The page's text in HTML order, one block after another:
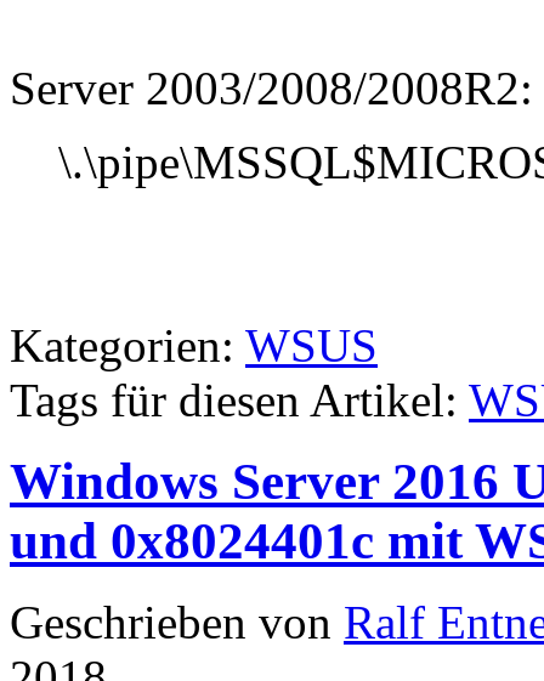
Server 2003/2008/2008R2:
Kategorien: WSUS
Tags für diesen Artikel:
Windows Server 2016
und 0x8024401c mit
Geschrieben von Ralf